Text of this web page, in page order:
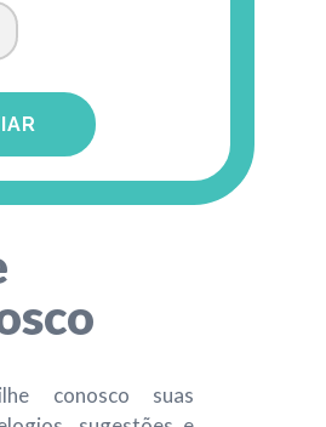
conosco suas